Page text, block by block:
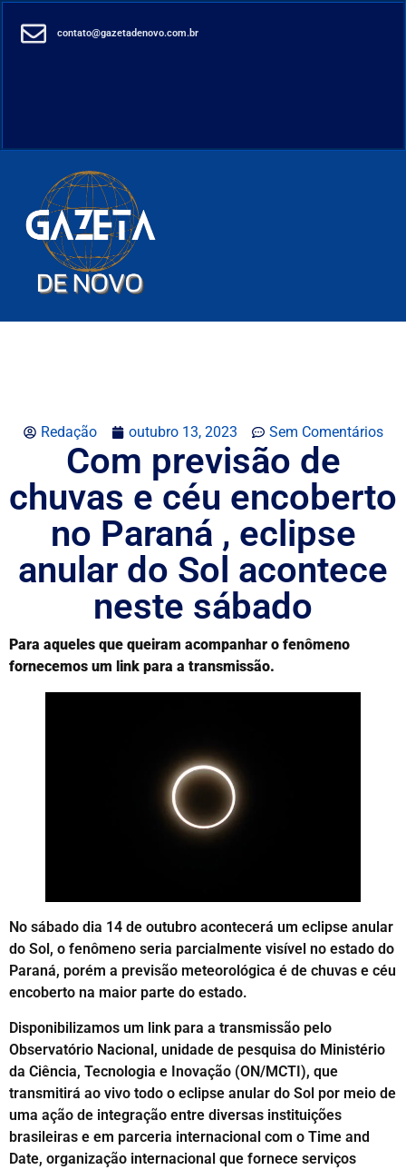
contato@gazetadenovo.com.br
Redação outubro 13, 2023 Sem Comentários
Com previsão de
chuvas e céu encoberto
no Paraná , eclipse
anular do Sol acontece
neste sábado
Para aqueles que queiram acompanhar o fenômeno
fornecemos um link para a transmissão.
No sábado dia 14 de outubro acontecerá um eclipse anular
do Sol, o fenômeno seria parcialmente visível no estado do
Paraná, porém a previsão meteorológica é de chuvas e céu
encoberto na maior parte do estado.
Disponibilizamos um link para a transmissão pelo
Observatório Nacional, unidade de pesquisa do Ministério
da Ciência, Tecnologia e Inovação (ON/MCTI), que
transmitirá ao vivo todo o eclipse anular do Sol por meio de
uma ação de integração entre diversas instituições
brasileiras e em parceria internacional com o Time and
Date, organização internacional que fornece serviços